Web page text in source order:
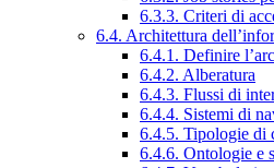
6.3.3. Criteri di
6.4. Architettura
6.4.1. Definire
6.4.2. Alberatura
6.4.3. Flussi di
6.4.4. Sistemi di
6.4.5. Tipologie di
6.4.6. Ontologie e